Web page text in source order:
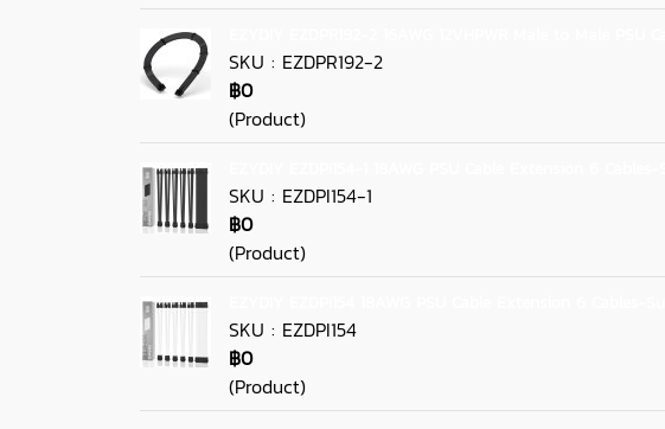
SKU : EZDPR192-2
฿0
(Product)
SKU : EZDPI154-1
฿0
(Product)
SKU : EZDPI154
฿0
(Product)